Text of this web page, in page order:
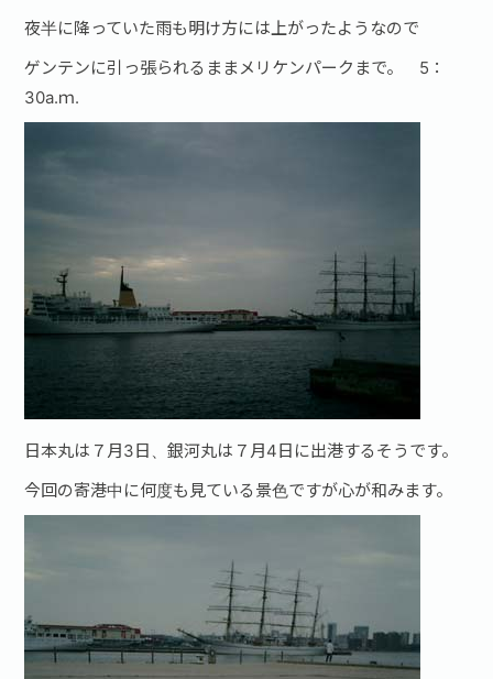
夜半に降っていた雨も明け方には上がったようなので
ゲンテンに引っ張られるままメリケンパークまで。 5：
30a.ｍ.
日本丸は７月3日、銀河丸は７月4日に出港するそうです。
今回の寄港中に何度も見ている景色ですが心が和みます。